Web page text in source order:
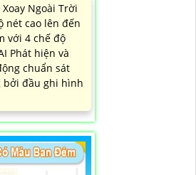
Ngoài Trời
nét cao lên đến
với 4 chế độ
Phát hiện và
chuẩn sát
đầu ghi hình